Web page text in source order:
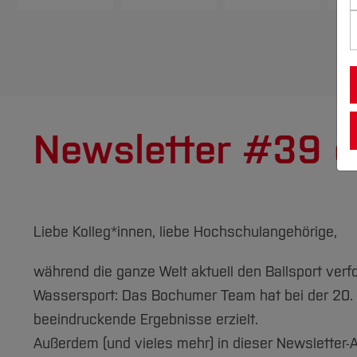
Newsletter #39
Liebe Kolleg*innen, liebe Hochschulangehörige,
während die ganze Welt aktuell den Ballsport
Wassersport: Das Bochumer Team hat bei der
beeindruckende Ergebnisse erzielt.
Außerdem (und vieles mehr) in dieser